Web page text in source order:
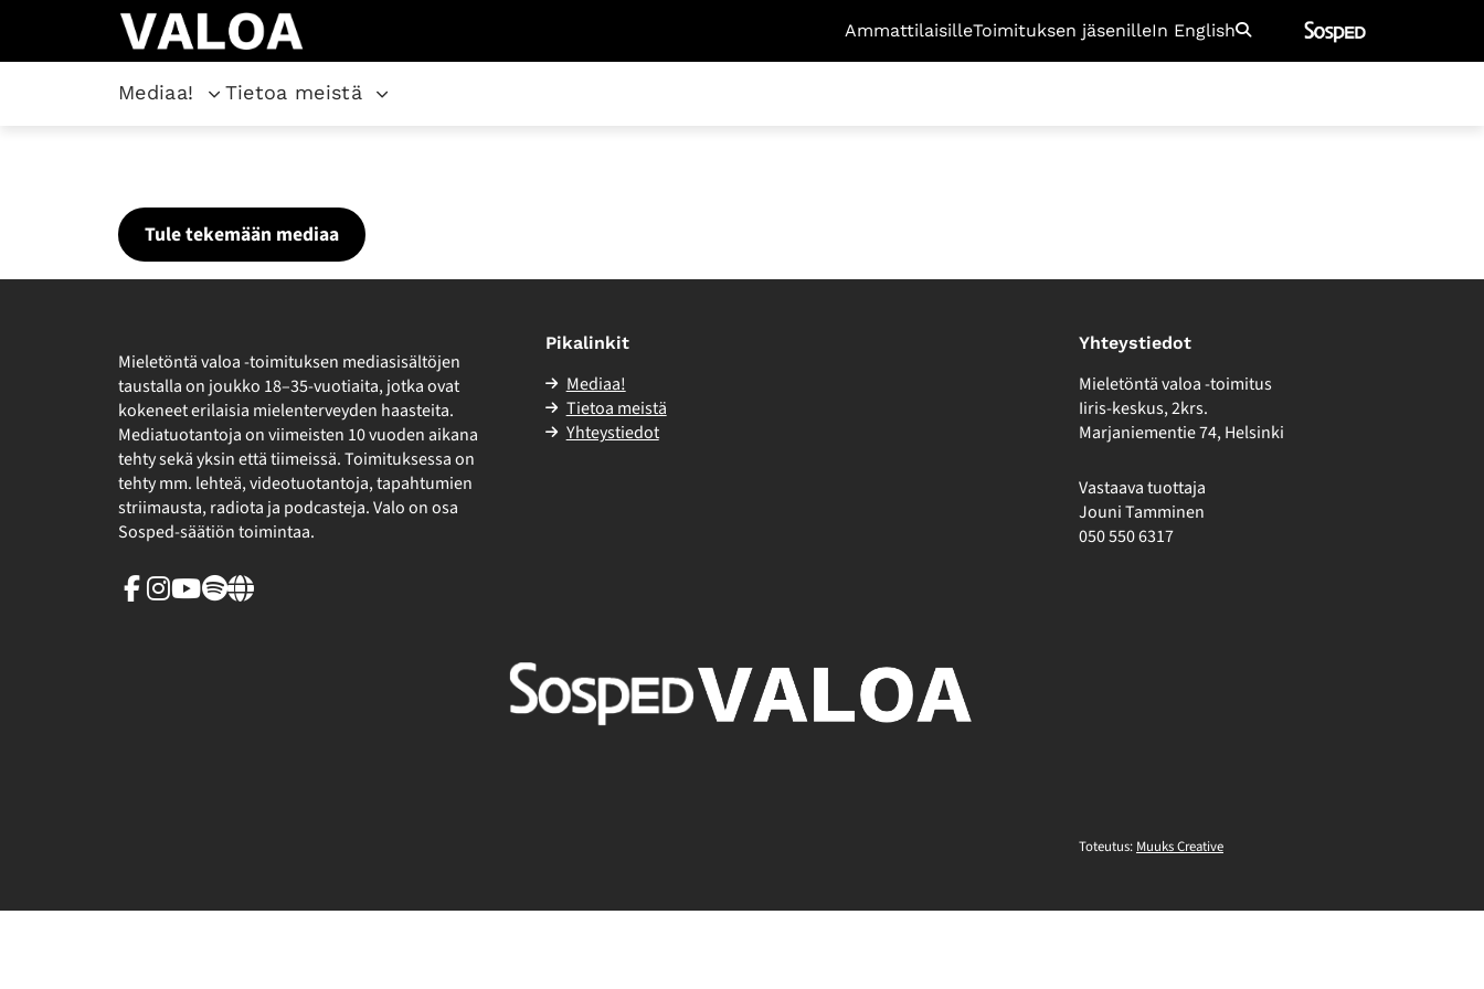
AmmattilaisilleToimituksen jäsenilleIn English Etsi
Mediaa! Tietoa meistä
Tule tekemään mediaa
Mieletöntä valoa -toimituksen mediasisältöjen
taustalla on joukko 18–35-vuotiaita, jotka ovat
kokeneet erilaisia mielenterveyden haasteita.
Mediatuotantoja on viimeisten 10 vuoden aikana
tehty sekä yksin että tiimeissä. Toimituksessa on
tehty mm. lehteä, videotuotantoja, tapahtumien
striimausta, radiota ja podcasteja. Valo on osa
Sosped-säätiön toimintaa.
Facebook
Instagram
Youtube
SpotifyLinkki
Pikalinkit
Mediaa!
Tietoa meistä
Yhteystiedot
Yhteystiedot
Mieletöntä valoa -toimitus
Iiris-keskus, 2krs.
Marjaniementie 74, Helsinki
Vastaava tuottaja
Jouni Tamminen
050 550 6317
Toteutus: Muuks Creative